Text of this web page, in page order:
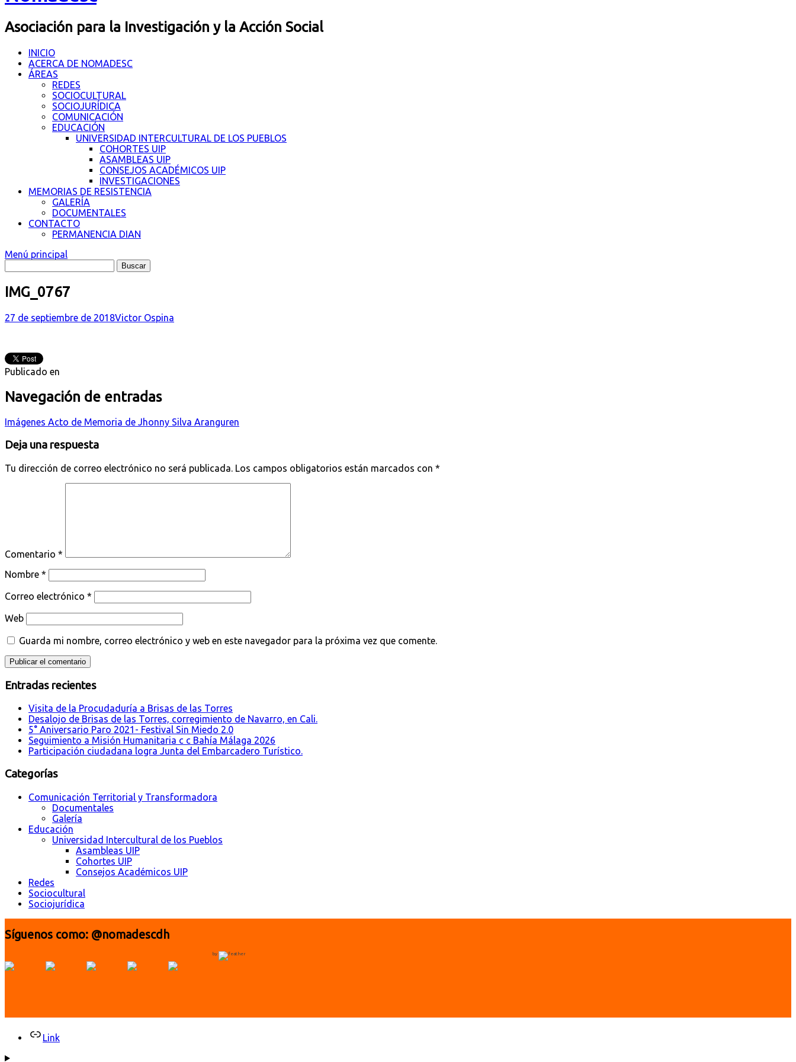
Asociación para la Investigación y la Acción Social
INICIO
ACERCA DE NOMADESC
ÁREAS
REDES
SOCIOCULTURAL
SOCIOJURÍDICA
COMUNICACIÓN
EDUCACIÓN
UNIVERSIDAD INTERCULTURAL DE LOS PUEBLOS
COHORTES UIP
ASAMBLEAS UIP
CONSEJOS ACADÉMICOS UIP
INVESTIGACIONES
MEMORIAS DE RESISTENCIA
GALERÍA
DOCUMENTALES
CONTACTO
PERMANENCIA DIAN
Menú principal
IMG_0767
27 de septiembre de 2018Victor Ospina
Publicado en
Navegación de entradas
Imágenes Acto de Memoria de Jhonny Silva Aranguren
Deja una respuesta
Tu dirección de correo electrónico no será publicada. Los campos obligatorios están marcados con *
Comentario *
Nombre *
Correo electrónico *
Web
Guarda mi nombre, correo electrónico y web en este navegador para la próxima vez que comente.
Entradas recientes
Visita de la Procudaduría a Brisas de las Torres
Desalojo de Brisas de las Torres, corregimiento de Navarro, en Cali.
5° Aniversario Paro 2021- Festival Sin Miedo 2.0
Seguimiento a Misión Humanitaria c c Bahía Málaga 2026
Participación ciudadana logra Junta del Embarcadero Turístico.
Categorías
Comunicación Territorial y Transformadora
Documentales
Galería
Educación
Universidad Intercultural de los Pueblos
Asambleas UIP
Cohortes UIP
Consejos Académicos UIP
Redes
Sociocultural
Sociojurídica
Síguenos como: @nomadescdh
by
Link